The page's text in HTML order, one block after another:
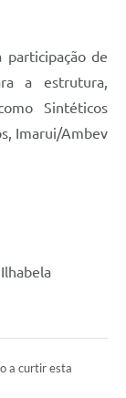
de
a estrutura,
Sintéticos
Imarui/Ambev
a curtir esta